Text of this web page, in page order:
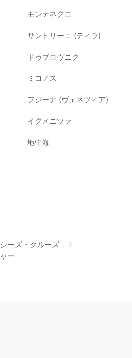
モンテネグロ
サントリーニ (ティラ)
ドゥブロヴニク
ミコノス
フジーナ (ヴェネツィア)
イグメニツァ
地中海
ーズ・クルーズ
ー